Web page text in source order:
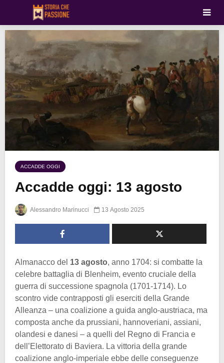
ACCADDE OGGI
Accadde oggi: 13 agosto
Alessandro Marinucci 13 Agosto 2025
Almanacco del 13 agosto, anno 1704: si combatte la
celebre battaglia di Blenheim, evento cruciale della
guerra di successione spagnola (1701-1714). Lo
scontro vide contrapposti gli eserciti della Grande
Alleanza – una coalizione a guida anglo-austriaca, ma
composta anche da prussiani, hannoveriani, assiani,
olandesi e danesi – a quelli del Regno di Francia e
dell’Elettorato di Baviera. La vittoria della grande
coalizione anglo-imperiale ebbe delle conseguenze